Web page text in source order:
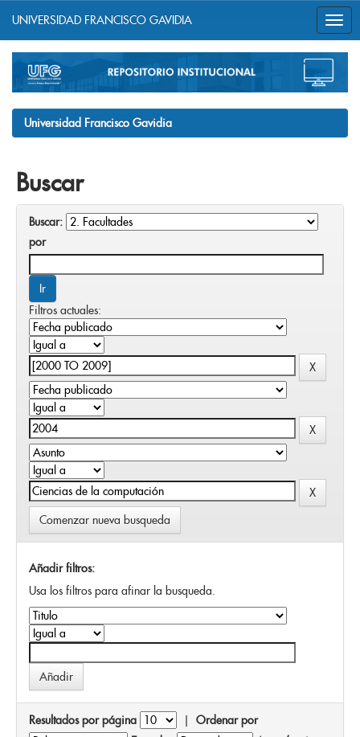
navigation
UNIVERSIDAD FRANCISCO GAVIDIA
Universidad Francisco Gavidia
Buscar
Buscar:
por
Filtros actuales:
Comenzar nueva busqueda
Añadir filtros:
Usa los filtros para afinar la busqueda.
Resultados por página | Ordenar por